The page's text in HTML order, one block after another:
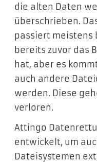
die alten Daten
überschrieben.
passiert meistens
bereits zuvor das
hat, aber es
auch andere
werden. Diese
verloren.
Attingo
entwickelt, um
Dateisystemen